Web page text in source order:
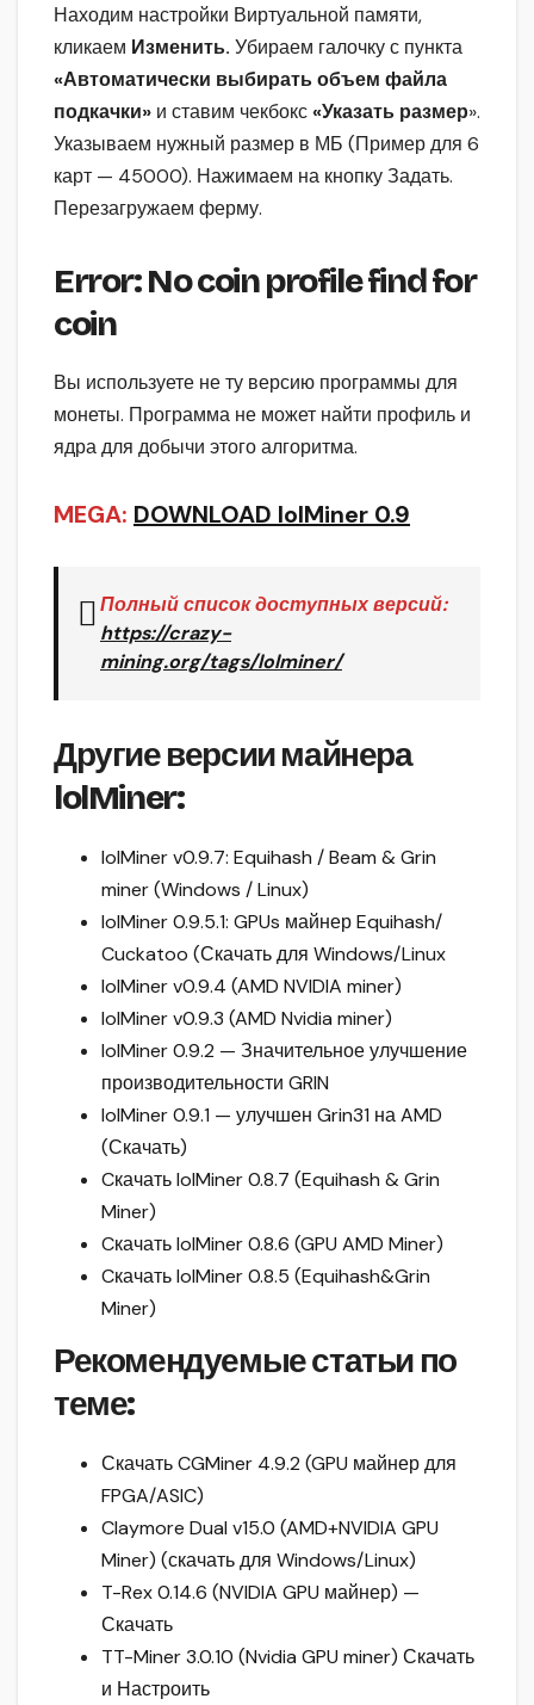
Находим настройки Виртуальной памяти,
кликаем Изменить. Убираем галочку с пункта
«Автоматически выбирать объем файла
подкачки» и ставим чекбокс«Указать размер».
Указываем нужный размер в МБ (Пример для 6
карт — 45000). Нажимаем на кнопку Задать.
Перезагружаем ферму.
Error: No coin profile find for
coin
Вы используете не ту версию программы для
монеты. Программа не может найти профиль и
ядра для добычи этого алгоритма.
MEGA: DOWNLOAD lolMiner 0.9
Полный список доступных версий:
https://crazy-
mining.org/tags/lolminer/
Другие версии майнера
lolMiner:
lolMiner v0.9.7: Equihash / Beam & Grin
miner (Windows / Linux)
lolMiner 0.9.5.1: GPUs майнер Equihash/
Cuckatoo (Скачать для Windows/Linux
lolMiner v0.9.4 (AMD NVIDIA miner)
lolMiner v0.9.3 (AMD Nvidia miner)
lolMiner 0.9.2 — Значительное улучшение
производительности GRIN
lolMiner 0.9.1 — улучшен Grin31 на AMD
(Скачать)
Cкачать lolMiner 0.8.7 (Equihash & Grin
Miner)
Cкачать lolMiner 0.8.6 (GPU AMD Miner)
Cкачать lolMiner 0.8.5 (Equihash&Grin
Miner)
Рекомендуемые статьи по
теме:
Скачать CGMiner 4.9.2 (GPU майнер для
FPGA/ASIC)
Claymore Dual v15.0 (AMD+NVIDIA GPU
Miner) (скачать для Windows/Linux)
T-Rex 0.14.6 (NVIDIA GPU майнер) —
Скачать
TT-Miner 3.0.10 (Nvidia GPU miner) Скачать
и Настроить